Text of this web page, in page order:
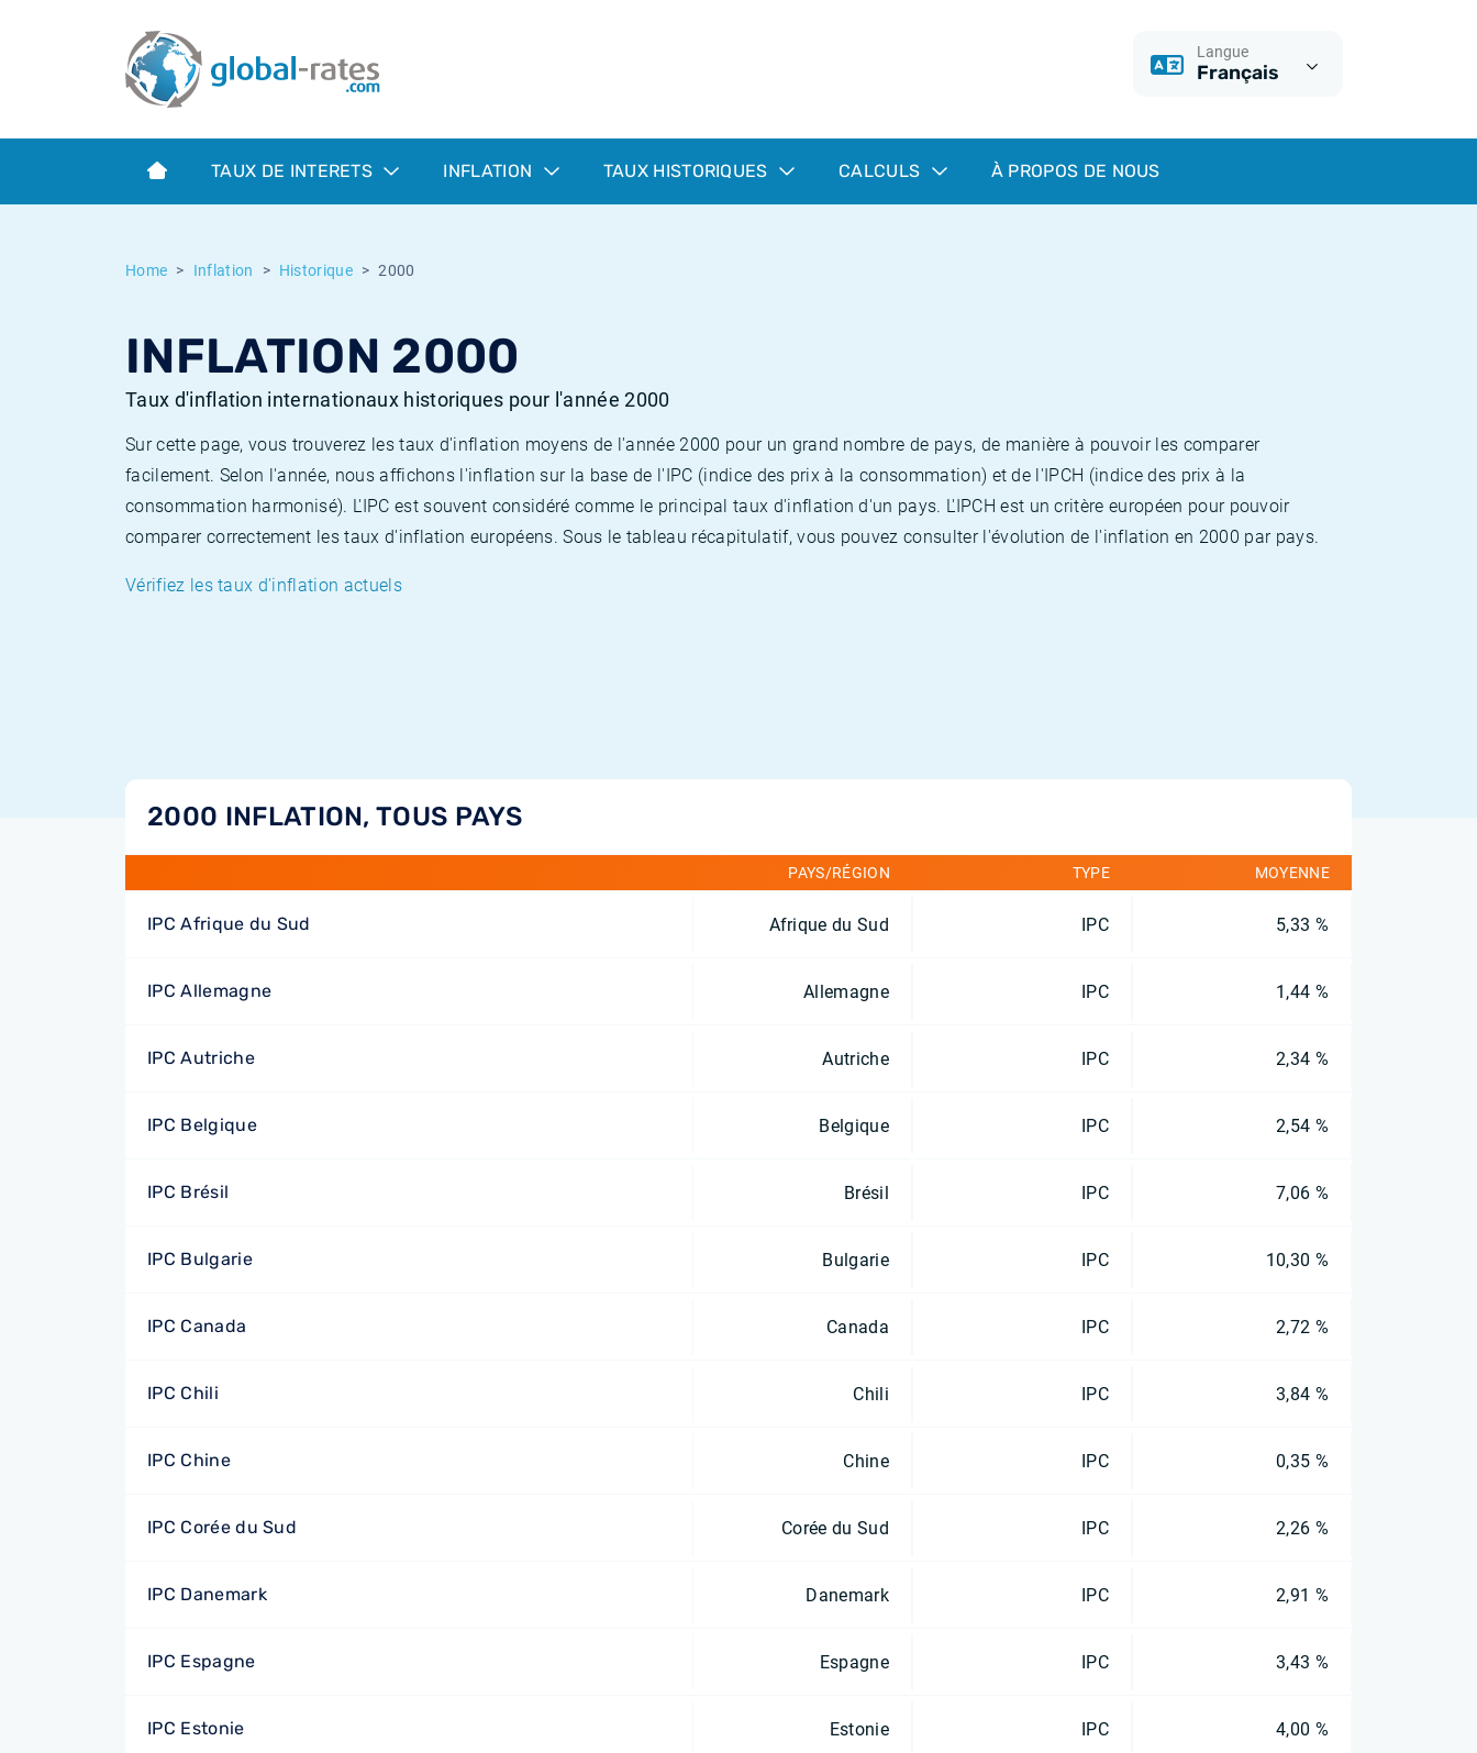
Langue
Français
TAUX DE INTERETS INFLATION TAUX HISTORIQUES CALCULS À PROPOS DE NOUS
Home Inflation Historique 2000
INFLATION 2000
Taux d'inflation internationaux historiques pour l'année 2000
Sur cette page, vous trouverez les taux d'inflation moyens de l'année 2000 pour un grand nombre de pays, de manière à pouvoir les comparer
facilement. Selon l'année, nous affichons l'inflation sur la base de l'IPC (indice des prix à la consommation) et de l'IPCH (indice des prix à la
consommation harmonisé). L'IPC est souvent considéré comme le principal taux d'inflation d'un pays. L'IPCH est un critère européen pour pouvoir
comparer correctement les taux d'inflation européens. Sous le tableau récapitulatif, vous pouvez consulter l'évolution de l'inflation en 2000 par pays.
Vérifiez les taux d'inflation actuels
2000 INFLATION, TOUS PAYS
PAYS/RÉGION TYPE MOYENNE
IPC Afrique du Sud Afrique du Sud IPC 5,33 %
IPC Allemagne Allemagne IPC 1,44 %
IPC Autriche Autriche IPC 2,34 %
IPC Belgique Belgique IPC 2,54 %
IPC Brésil Brésil IPC 7,06 %
IPC Bulgarie Bulgarie IPC 10,30 %
IPC Canada Canada IPC 2,72 %
IPC Chili Chili IPC 3,84 %
IPC Chine Chine IPC 0,35 %
IPC Corée du Sud Corée du Sud IPC 2,26 %
IPC Danemark Danemark IPC 2,91 %
IPC Espagne Espagne IPC 3,43 %
IPC Estonie Estonie IPC 4,00 %
Term SOFR
Qu'est-ce que l'inflation IPC?
Qu'est-ce que l'inflation IPCH?
Taux Euribor historiques
Taux ESTER historiques
Taux d'inflation historiques
Calculateur d’inflation